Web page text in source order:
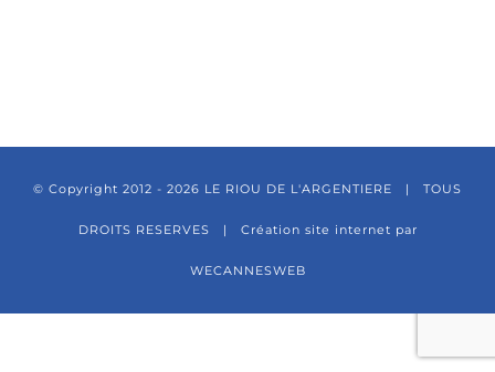
© Copyright 2012 - 2026 LE RIOU DE L'ARGENTIERE | TOUS
DROITS RESERVES | Création site internet par
WECANNESWEB